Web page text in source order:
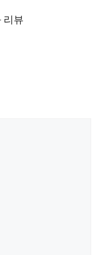
리뷰